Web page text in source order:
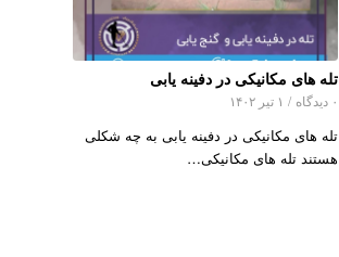
تله های مکانیکی در دفینه یابی
۰ دیدگاه / ۱ تیر ۱۴۰۲
تله های مکانیکی در دفینه یابی به چه شکلی
هستند تله های مکانیکی…